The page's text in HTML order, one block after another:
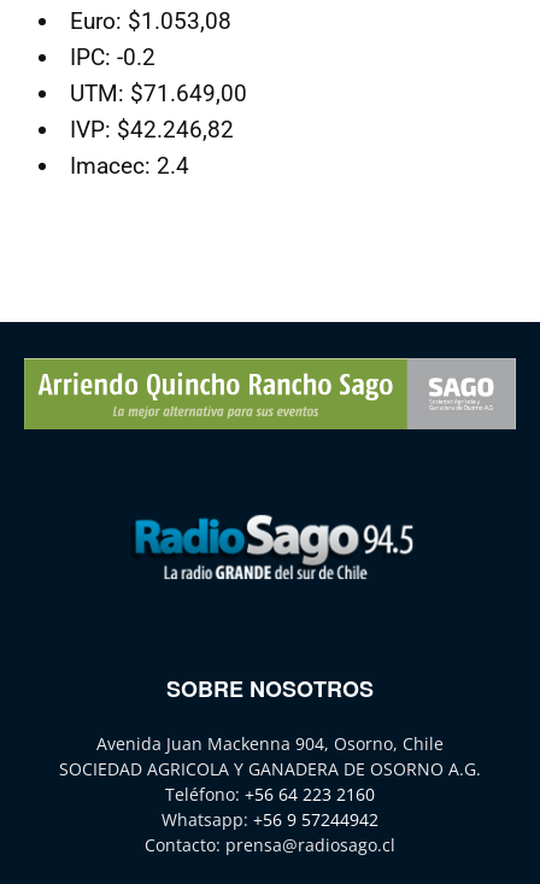
Euro: $1.053,08
IPC: -0.2
UTM: $71.649,00
IVP: $42.246,82
Imacec: 2.4
SOBRE NOSOTROS
Avenida Juan Mackenna 904, Osorno, Chile
SOCIEDAD AGRICOLA Y GANADERA DE OSORNO A.G.
Teléfono: +56 64 223 2160
Whatsapp: +56 9 57244942
Contacto: prensa@radiosago.cl